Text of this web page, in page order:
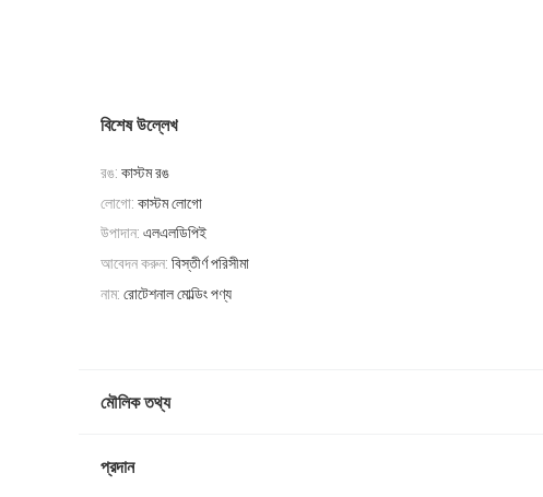
বিশেষ উল্লেখ
রঙ: কাস্টম রঙ
লোগো: কাস্টম লোগো
উপাদান: এলএলডিপিই
আবেদন করুন: বিস্তীর্ণ পরিসীমা
নাম: রোটেশনাল মোল্ডিং পণ্য
মৌলিক তথ্য
প্রদান